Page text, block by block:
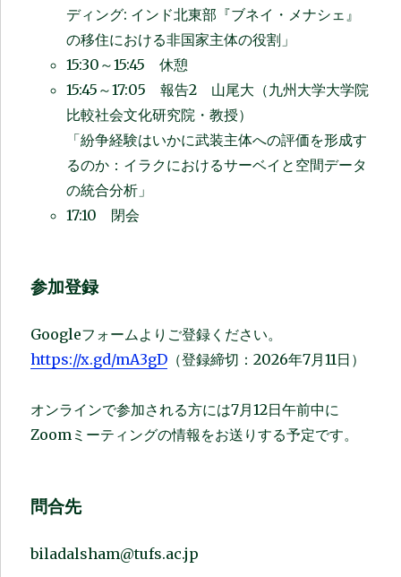
ディング: インド北東部『ブネイ・メナシェ』
の移住における非国家主体の役割」
15:30～15:45 休憩
15:45～17:05 報告2 山尾大（九州大学大学院
比較社会文化研究院・教授）
「紛争経験はいかに武装主体への評価を形成す
るのか：イラクにおけるサーベイと空間データ
の統合分析」
17:10 閉会
参加登録
Googleフォームよりご登録ください。
https://x.gd/mA3gD （登録締切：2026年7月11日）
オンラインで参加される方には7月12日午前中に
Zoomミーティングの情報をお送りする予定です。
問合先
biladalsham@tufs.ac.jp